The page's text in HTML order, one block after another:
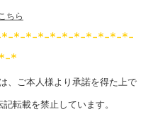
ちら
*-*-*-*-*-*-*-*-*-*-
*
、ご本人様より承諾を得た上で
転載を禁止しています。